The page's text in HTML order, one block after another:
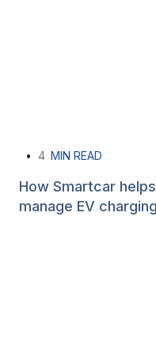
• 4 MIN READ
How Smartcar
manage EV charging